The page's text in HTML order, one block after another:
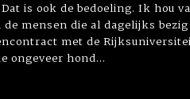
is ook de bedoeling. Ik hou
mensen die al dagelijks
met de
ongeveer hond...